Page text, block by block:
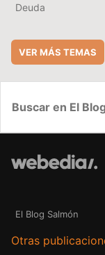
Deuda
VER MÁS TEMAS
El Blog Salmón
Otras